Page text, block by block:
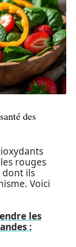
des
rouges
dont ils
Voici
les
: